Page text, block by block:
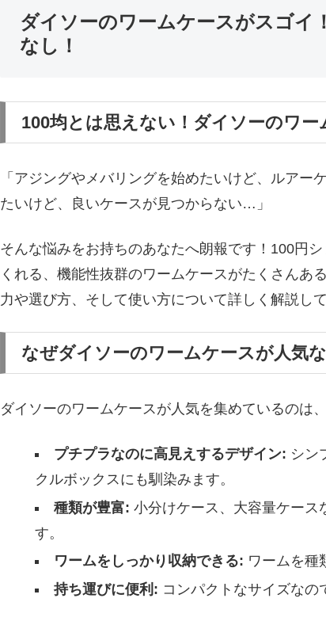
ダイソーのワームケースがスゴイ
なし！
100均とは思えない！ダイソーのワー
「アジングやメバリングを始めたいけど、ルア
たいけど、良いケースが見つからない…」
そんな悩みをお持ちのあなたへ朗報です！100円
くれる、機能性抜群のワームケースがたくさんあ
力や選び方、そして使い方について詳しく解説して
なぜダイソーのワームケースが人気
ダイソーのワームケースが人気を集めているのは
プチプラなのに高見えするデザイン: シン
クルボックスにも馴染みます。
種類が豊富: 小分けケース、大容量ケース
す。
ワームをしっかり収納できる: ワームを種
持ち運びに便利: コンパクトなサイズなの